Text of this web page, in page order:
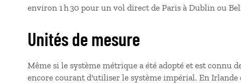
environ 1 h 30 pour un vol direct de Paris à Dublin ou
Unités de mesure
Même si le système métrique a été adopté et est connu
encore courant d'utiliser le système impérial. En